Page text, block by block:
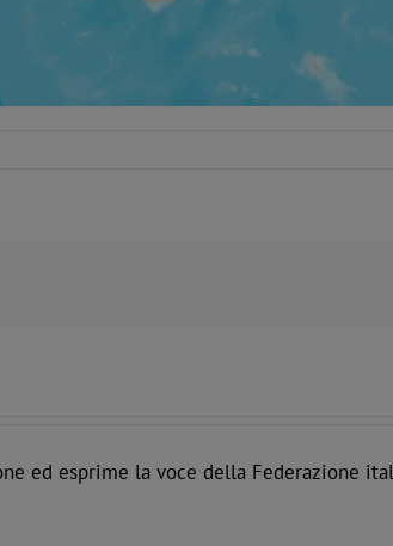
ed esprime la voce della Federazione